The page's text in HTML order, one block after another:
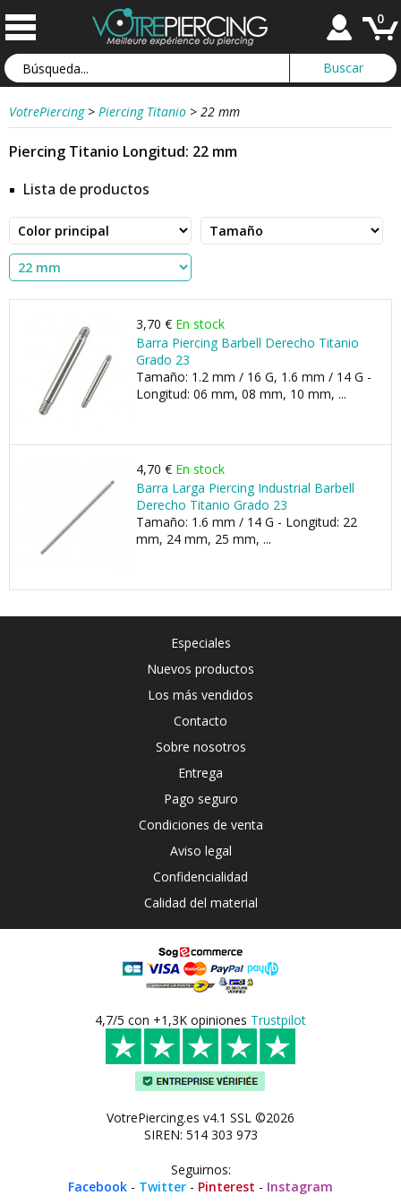
0
VotrePiercing > Piercing Titanio > 22 mm
Piercing Titanio Longitud: 22 mm
Lista de productos
3,70 € En stock
Barra Piercing Barbell Derecho Titanio
Grado 23
Tamaño: 1.2 mm / 16 G, 1.6 mm / 14 G -
Longitud: 06 mm, 08 mm, 10 mm, ...
4,70 € En stock
Barra Larga Piercing Industrial Barbell
Derecho Titanio Grado 23
Tamaño: 1.6 mm / 14 G - Longitud: 22
mm, 24 mm, 25 mm, ...
Especiales
Nuevos productos
Los más vendidos
Contacto
Sobre nosotros
Entrega
Pago seguro
Condiciones de venta
Aviso legal
Confidencialidad
Calidad del material
4,7/5 con +1,3K opiniones Trustpilot
VotrePiercing.es v4.1 SSL ©2026
SIREN: 514 303 973
Seguirnos:
Facebook - Twitter - Pinterest - Instagram